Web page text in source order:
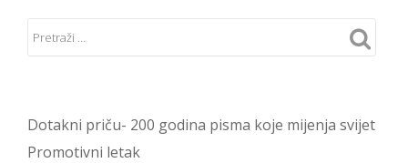
Dotakni priču- 200 godina pisma koje mijenja svijet
Promotivni letak